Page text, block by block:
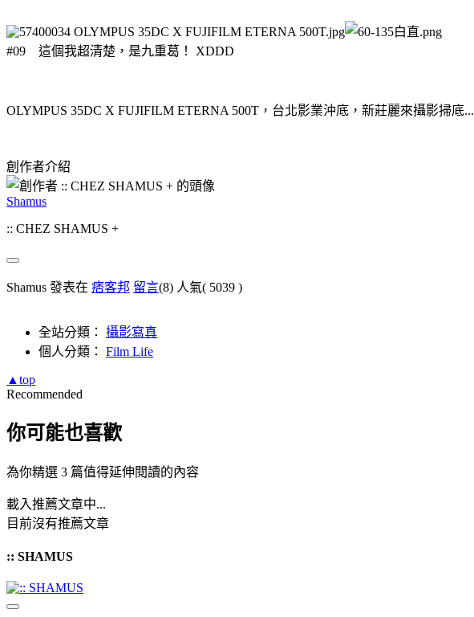
#09 這個我超清楚，是九重葛！ XDDD
OLYMPUS 35DC X FUJIFILM ETERNA 500T，台北影業沖底，新莊麗來攝影掃底...
創作者介紹
Shamus
:: CHEZ SHAMUS +
Shamus 發表在 痞客邦 留言(8) 人氣( 5039 )
全站分類： 攝影寫真
個人分類： Film Life
▲top
Recommended
你可能也喜歡
為你精選 3 篇值得延伸閱讀的內容
載入推薦文章中...
目前沒有推薦文章
:: SHAMUS